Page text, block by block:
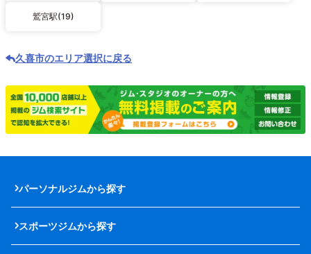
鷲宮駅(19)
久喜市のエリア選択に戻る
パーソナルジムから探す
スポーツジムから探す